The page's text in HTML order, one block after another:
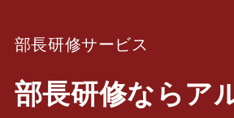
部長研修サービス
部長研修ならア